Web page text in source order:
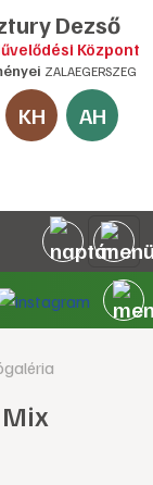
Dezső
Központ
ZALAEGERSZEG
KH
AH